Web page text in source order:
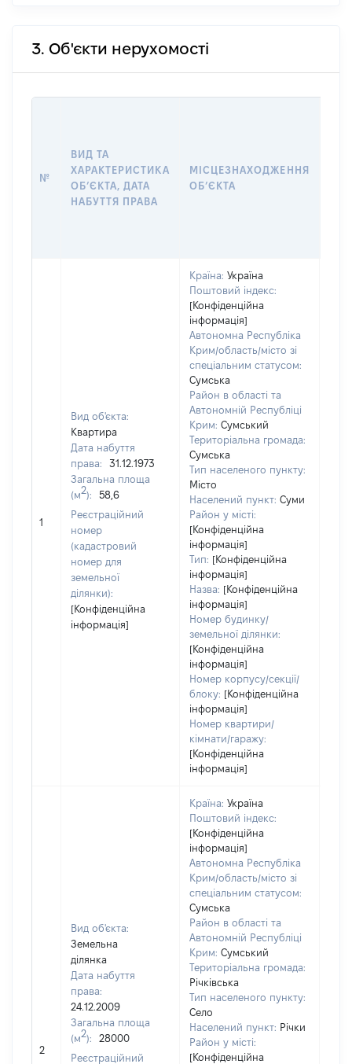
3. Об'єкти нерухомості
№
ВИД ТА
ХАРАКТЕРИСТИКА
ОБʼЄКТА, ДАТА
НАБУТТЯ ПРАВА
МІСЦЕЗНАХОДЖЕННЯ
ОБʼЄКТА
1
Вид об'єкта:
Квартира
Дата набуття
права:
31.12.1973
Загальна площа
(м2):
58,6
Реєстраційний
номер
(кадастровий
номер для
земельної
ділянки):
[Конфіденційна
інформація]
Країна: Україна
Поштовий індекс:
[Конфіденційна
інформація]
Автономна Республіка
Крим/область/місто зі
спеціальним статусом:
Сумська
Район в області та
Автономній Республіці
Крим: Сумський
Територіальна громада:
Сумська
Тип населеного пункту:
Місто
Населений пункт: Суми
Район у місті:
[Конфіденційна
інформація]
Тип: [Конфіденційна
інформація]
Назва: [Конфіденційна
інформація]
Номер будинку/
земельної ділянки:
[Конфіденційна
інформація]
Номер корпусу/секції/
блоку: [Конфіденційна
інформація]
Номер квартири/
кімнати/гаражу:
[Конфіденційна
інформація]
2
Вид об'єкта:
Земельна
ділянка
Дата набуття
права:
24.12.2009
Загальна площа
(м2):
28000
Реєстраційний
Країна: Україна
Поштовий індекс:
[Конфіденційна
інформація]
Автономна Республіка
Крим/область/місто зі
спеціальним статусом:
Сумська
Район в області та
Автономній Республіці
Крим: Сумський
Територіальна громада:
Річківська
Тип населеного пункту:
Село
Населений пункт: Річки
Район у місті:
[Конфіденційна